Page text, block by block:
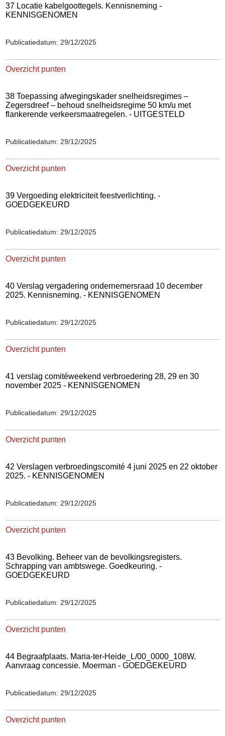
37 Locatie kabelgoottegels. Kennisneming -
KENNISGENOMEN
Publicatiedatum: 29/12/2025
Overzicht punten
38 Toepassing afwegingskader snelheidsregimes –
Zegersdreef – behoud snelheidsregime 50 km/u met
flankerende verkeersmaatregelen. - UITGESTELD
Publicatiedatum: 29/12/2025
Overzicht punten
39 Vergoeding elektriciteit feestverlichting. -
GOEDGEKEURD
Publicatiedatum: 29/12/2025
Overzicht punten
40 Verslag vergadering ondernemersraad 10 december
2025. Kennisneming. - KENNISGENOMEN
Publicatiedatum: 29/12/2025
Overzicht punten
41 verslag comitéweekend verbroedering 28, 29 en 30
november 2025 - KENNISGENOMEN
Publicatiedatum: 29/12/2025
Overzicht punten
42 Verslagen verbroedingscomité 4 juni 2025 en 22 oktober
2025. - KENNISGENOMEN
Publicatiedatum: 29/12/2025
Overzicht punten
43 Bevolking. Beheer van de bevolkingsregisters.
Schrapping van ambtswege. Goedkeuring. -
GOEDGEKEURD
Publicatiedatum: 29/12/2025
Overzicht punten
44 Begraafplaats. Maria-ter-Heide_L/00_0000_108W.
Aanvraag concessie. Moerman - GOEDGEKEURD
Publicatiedatum: 29/12/2025
Overzicht punten